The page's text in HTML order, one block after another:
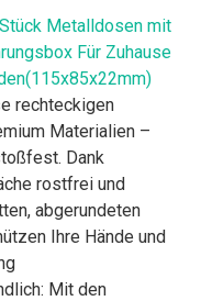
Metalldosen mit
Für Zuhause
rechteckigen
Materialien –
Dank
rostfrei und
abgerundeten
Ihre Hände und
Mit den